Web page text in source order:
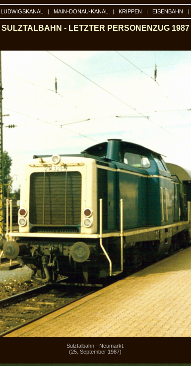
LUDWIGSKANAL | MAIN-DONAU-KANAL | KRIPPEN | EISENBAHN |
SULZTALBAHN - LETZTER PERSONENZUG 1987
Sulztalbahn - Neumarkt.
(25. September 1987)